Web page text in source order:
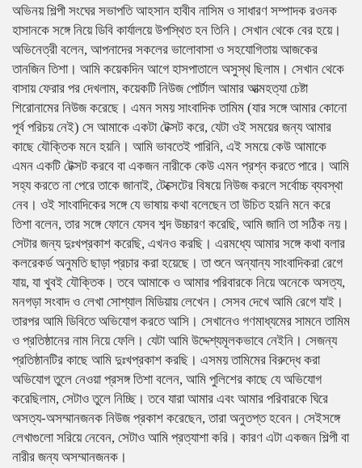
অভিনয় শিল্পী সংঘের সভাপতি আহসান হাবীব নাসিম ও সাধারণ সম্পাদক রওনক
হাসানকে সঙ্গে নিয়ে ডিবি কার্যালয়ে উপস্থিত হন তিনি। সেখান থেকে বের হয়ে।
অভিনেত্রী বলেন, আপনাদের সকলের ভালোবাসা ও সহযোগিতায় আজকের
তানজিন তিশা। আমি কয়েকদিন আগে হাসপাতালে অসুস্থ ছিলাম। সেখান থেকে
বাসায় ফেরার পর দেখলাম, কয়েকটি নিউজ পোর্টাল আমার আত্মহত্যা চেষ্টা
শিরোনামের নিউজ করেছে। এমন সময় সাংবাদিক তামিম (যার সঙ্গে আমার কোনো
পূর্ব পরিচয় নেই) সে আমাকে একটা টেক্সট করে, যেটা ওই সময়ের জন্য আমার
কাছে যৌক্তিক মনে হয়নি। আমি ভাবতেই পারিনি, এই সময়ে কেউ আমাকে
এমন একটি টেক্সট করবে বা একজন নারীকে কেউ এমন প্রশ্ন করতে পারে। আমি
সহ্য করতে না পেরে তাকে জানাই, টেক্সেটের বিষয়ে নিউজ করলে সর্বোচ্চ ব্যবস্থা
নেব। ওই সাংবাদিকের সঙ্গে যে ভাষায় কথা বলেছেন তা উচিত হয়নি মনে করে
তিশা বলেন, তার সঙ্গে ফোনে যেসব শব্দ উচ্চারণ করেছি, আমি জানি তা সঠিক নয়।
সেটার জন্য দুঃখপ্রকাশ করেছি, এখনও করছি। এরমধ্যে আমার সঙ্গে কথা বলার
কলরেকর্ড অনুমতি ছাড়া প্রচার করা হয়েছে। তা শুনে অন্যান্য সাংবাদিকরা রেগে
যায়, যা খুবই যৌক্তিক। তবে আমাকে ও আমার পরিবারকে নিয়ে অনেকে অসত্য,
মনগড়া সংবাদ ও লেখা সোশ্যাল মিডিয়ায় লেখেন। সেসব দেখে আমি রেগে যাই।
তারপর আমি ডিবিতে অভিযোগ করতে আসি। সেখানেও গণমাধ্যমের সামনে তামিম
ও প্রতিষ্ঠানের নাম নিয়ে ফেলি। যেটা আমি উদ্দেশ্যমূলকভাবে নেইনি। সেজন্য
প্রতিষ্ঠানটির কাছে আমি দুঃখপ্রকাশ করছি। এসময় তামিমের বিরুদ্ধে করা
অভিযোগ তুলে নেওয়া প্রসঙ্গ তিশা বলেন, আমি পুলিশের কাছে যে অভিযোগ
করেছিলাম, সেটাও তুলে নিচ্ছি। তবে যারা আমার এবং আমার পরিবারকে ঘিরে
অসত্য-অসম্মানজনক নিউজ প্রকাশ করেছেন, তারা অনুতপ্ত হবেন। সেইসঙ্গে
লেখাগুলো সরিয়ে নেবেন, সেটাও আমি প্রত্যাশা করি। কারণ এটা একজন শিল্পী বা
নারীর জন্য অসম্মানজনক।